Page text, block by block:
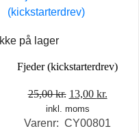
Ikke på lager
Fjeder (kickstarterdrev)
25,00kr. Den
oprindelige
pris
13,00 kr.
pris
inkl. moms
Varenr: CY00801